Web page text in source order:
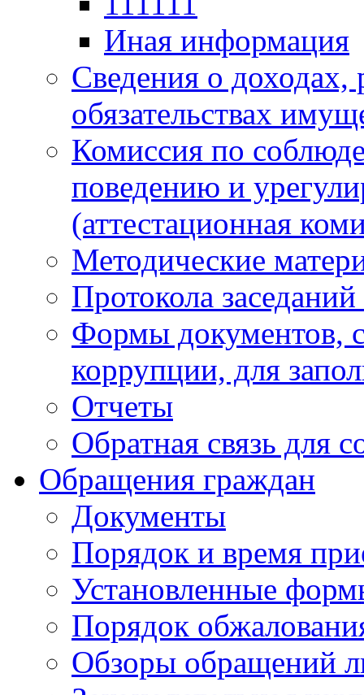
Иная информация
Сведения о доходах,
обязательствах
Комиссия по
поведению и
(аттестационная
Методические
Протокола
Формы документов,
коррупции, для
Отчеты
Обратная связь для
Обращения граждан
Документы
Порядок и время
Установленные
Порядок
Обзоры обращений